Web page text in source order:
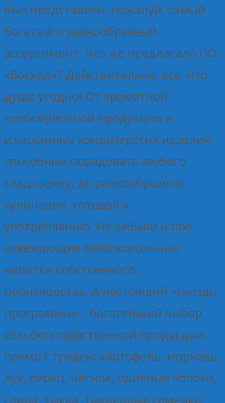
был представлен, пожалуй, самый
богатый и разнообразный
ассортимент. Что же предлагало ПО
«Восход»? Действительно, всё, что
душе угодно! От ароматной
хлебобулочной продукции и
изысканных кондитерских изделий,
способных порадовать любого
сладкоежку, до разнообразной
кулинарии, готовой к
употреблению. Не забыли и про
освежающие безалкогольные
напитки собственного
производства. А настоящий «гвоздь
программы» – богатейший выбор
сельскохозяйственной продукции
прямо с грядки: картофель, морковь,
лук, перец, чеснок, сушеные яблоки,
слива, тыква, тыквенные семечки.